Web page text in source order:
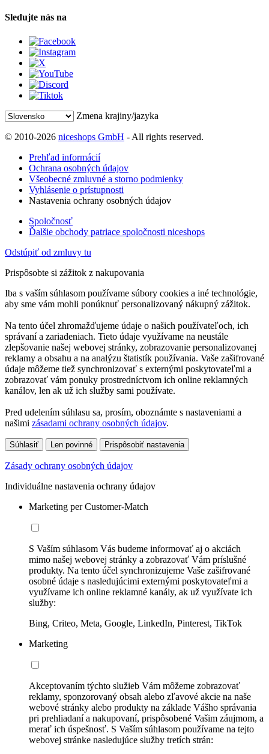
Sledujte nás na
Zmena krajiny/jazyka
© 2010-2026 niceshops GmbH - All rights reserved.
Prehľad informácií
Ochrana osobných údajov
Všeobecné zmluvné a storno podmienky
Vyhlásenie o prístupnosti
Nastavenia ochrany osobných údajov
Spoločnosť
Ďalšie obchody patriace spoločnosti niceshops
Odstúpiť od zmluvy tu
Prispôsobte si zážitok z nakupovania
Iba s vaším súhlasom používame súbory cookies a iné technológie,
aby sme vám mohli ponúknuť personalizovaný nákupný zážitok.
Na tento účel zhromažďujeme údaje o našich používateľoch, ich
správaní a zariadeniach. Tieto údaje využívame na neustále
zlepšovanie našej webovej stránky, zobrazovanie personalizovanej
reklamy a obsahu a na analýzu štatistík používania. Vaše zašifrované
údaje môžeme tiež synchronizovať s externými poskytovateľmi a
zobrazovať vám ponuky prostredníctvom ich online reklamných
kanálov, len ak už ich služby sami používate.
Pred udelením súhlasu sa, prosím, oboznámte s nastaveniami a
našimi zásadami ochrany osobných údajov.
Súhlasiť Len povinné Prispôsobiť nastavenia
Zásady ochrany osobných údajov
Individuálne nastavenia ochrany údajov
Marketing per Customer-Match
S Vaším súhlasom Vás budeme informovať aj o akciách
mimo našej webovej stránky a zobrazovať Vám príslušné
produkty. Na tento účel synchronizujeme Vaše zašifrované
osobné údaje s nasledujúcimi externými poskytovateľmi a
využívame ich online reklamné kanály, ak už využívate ich
služby:
Bing, Criteo, Meta, Google, LinkedIn, Pinterest, TikTok
Marketing
Akceptovaním týchto služieb Vám môžeme zobrazovať
reklamy, sponzorovaný obsah alebo zľavové akcie na naše
webové stránky alebo produkty na základe Vášho správania
pri prehliadaní a nakupovaní, prispôsobené Vašim záujmom, a
merať ich úspešnosť. S Vaším súhlasom používame na tejto
webovej stránke nasledujúce služby tretích strán: